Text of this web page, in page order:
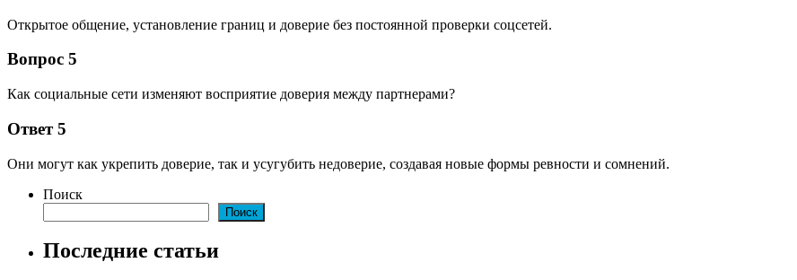
Открытое общение, установление границ и доверие без постоянной проверки соцсетей.
Вопрос 5
Как социальные сети изменяют восприятие доверия между партнерами?
Ответ 5
Они могут как укрепить доверие, так и усугубить недоверие, создавая новые формы ревности и сомнений.
Поиск
Поиск
Последние статьи